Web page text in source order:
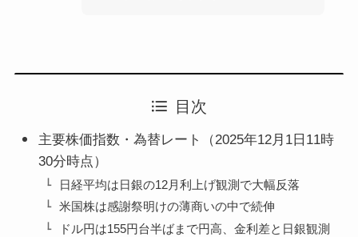
目次
主要株価指数・為替レート（2025年12月1日11時
30分時点）
日経平均は日銀の12月利上げ観測で大幅反落
米国株は感謝祭明けの薄商いの中で続伸
ドル円は155円台半ばまで円高、金利差と日銀観測